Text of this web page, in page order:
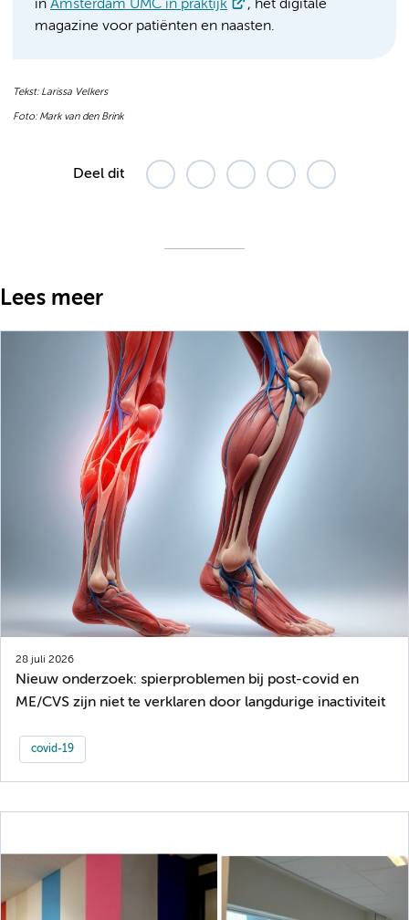
in Amsterdam UMC in praktijk
, het digitale
magazine voor patiënten en naasten.
Tekst: Larissa Velkers
Foto: Mark van den Brink
Deel dit
Lees meer
28 juli 2026
Nieuw onderzoek: spierproblemen bij post-covid en
ME/CVS zijn niet te verklaren door langdurige inactiviteit
covid-19